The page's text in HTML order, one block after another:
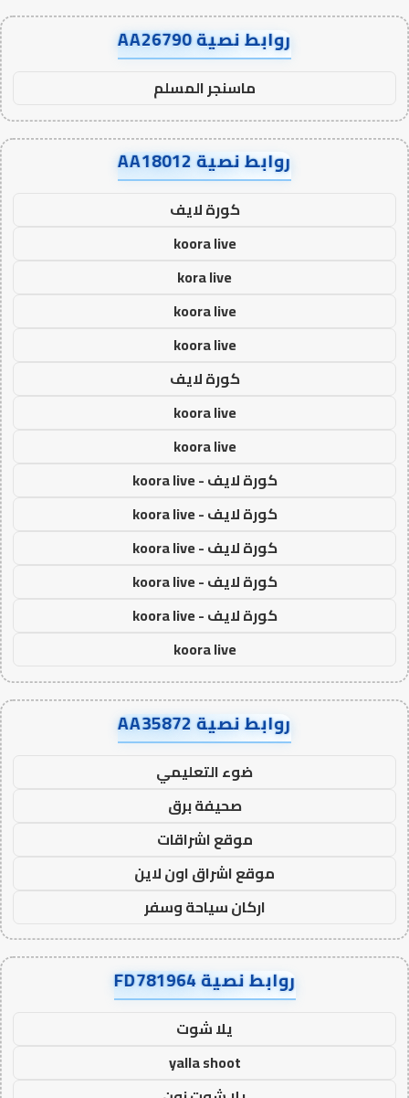
روابط نصية AA26790
ماسنجر المسلم
روابط نصية AA18012
كورة لايف
koora live
kora live
koora live
koora live
كورة لايف
koora live
koora live
كورة لايف - koora live
كورة لايف - koora live
كورة لايف - koora live
كورة لايف - koora live
كورة لايف - koora live
koora live
روابط نصية AA35872
ضوء التعليمي
صحيفة برق
موقع اشراقات
موقع اشراق اون لاين
اركان سياحة وسفر
روابط نصية FD781964
يلا شوت
yalla shoot